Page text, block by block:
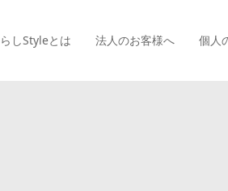
しStyleとは 法人のお客様へ 個人